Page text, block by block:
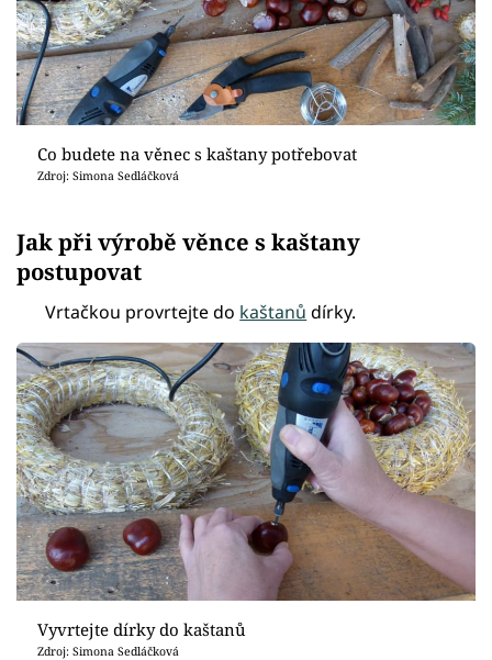
Co budete na věnec s kaštany potřebovat
Zdroj: Simona Sedláčková
Jak při výrobě věnce s kaštany
postupovat
Vrtačkou provrtejte do kaštanů dírky.
Vyvrtejte dírky do kaštanů
Zdroj: Simona Sedláčková